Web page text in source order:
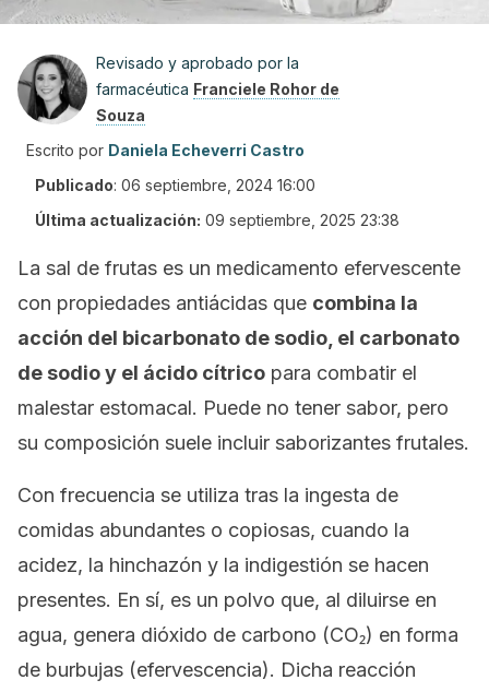
Revisado y aprobado por la
farmacéutica Franciele Rohor de
Souza
Escrito por Daniela Echeverri Castro
Publicado: 06 septiembre, 2024 16:00
Última actualización: 09 septiembre, 2025 23:38
La sal de frutas es un medicamento efervescente
con propiedades antiácidas que combina la
acción del bicarbonato de sodio, el carbonato
de sodio y el ácido cítrico para combatir el
malestar estomacal. Puede no tener sabor, pero
su composición suele incluir saborizantes frutales.
Con frecuencia se utiliza tras la ingesta de
comidas abundantes o copiosas, cuando la
acidez, la hinchazón y la indigestión se hacen
presentes. En sí, es un polvo que, al diluirse en
agua, genera dióxido de carbono (CO₂) en forma
de burbujas (efervescencia). Dicha reacción